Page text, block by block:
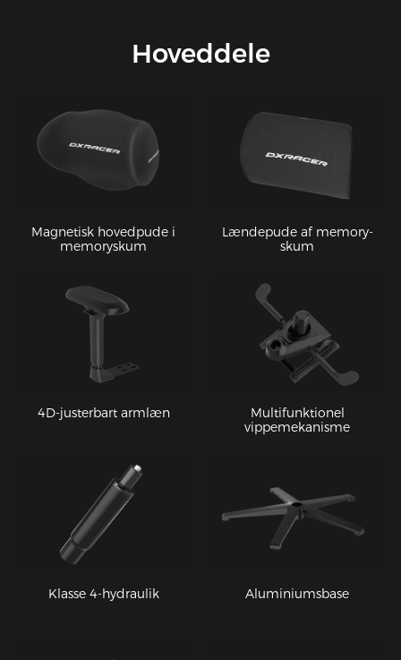
Hoveddele
Magnetisk hovedpude i
memoryskum
Lændepude af memory-
skum
4D-justerbart armlæn
Multifunktionel
vippemekanisme
Klasse 4-hydraulik Aluminiumsbase